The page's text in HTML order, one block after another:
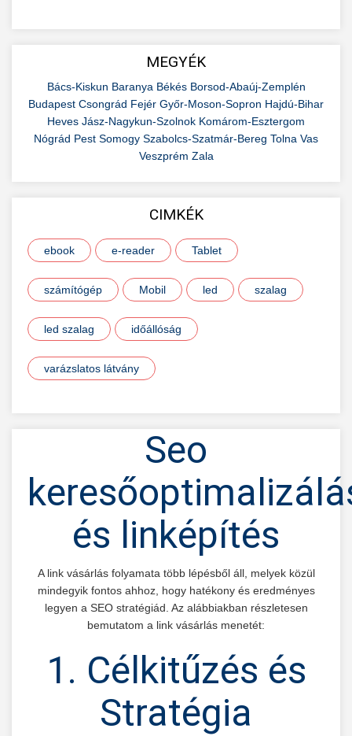
MEGYÉK
Bács-Kiskun Baranya Békés Borsod-Abaúj-Zemplén
Budapest Csongrád Fejér Győr-Moson-Sopron Hajdú-Bihar
Heves Jász-Nagykun-Szolnok Komárom-Esztergom
Nógrád Pest Somogy Szabolcs-Szatmár-Bereg Tolna Vas
Veszprém Zala
CIMKÉK
ebook e-reader Tablet
számítógép Mobil led szalag
led szalag időállóság
varázslatos látvány
Seo
és linképítés
A link vásárlás folyamata több lépésből áll, melyek közül
mindegyik fontos ahhoz, hogy hatékony és eredményes
legyen a SEO stratégiád. Az alábbiakban részletesen
bemutatom a link vásárlás menetét:
1. Célkitűzés és
Stratégia